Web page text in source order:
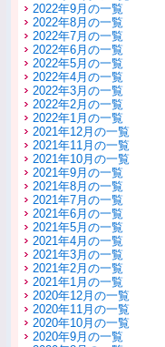
2022年9月の一覧
2022年8月の一覧
2022年7月の一覧
2022年6月の一覧
2022年5月の一覧
2022年4月の一覧
2022年3月の一覧
2022年2月の一覧
2022年1月の一覧
2021年12月の一覧
2021年11月の一覧
2021年10月の一覧
2021年9月の一覧
2021年8月の一覧
2021年7月の一覧
2021年6月の一覧
2021年5月の一覧
2021年4月の一覧
2021年3月の一覧
2021年2月の一覧
2021年1月の一覧
2020年12月の一覧
2020年11月の一覧
2020年10月の一覧
2020年9月の一覧